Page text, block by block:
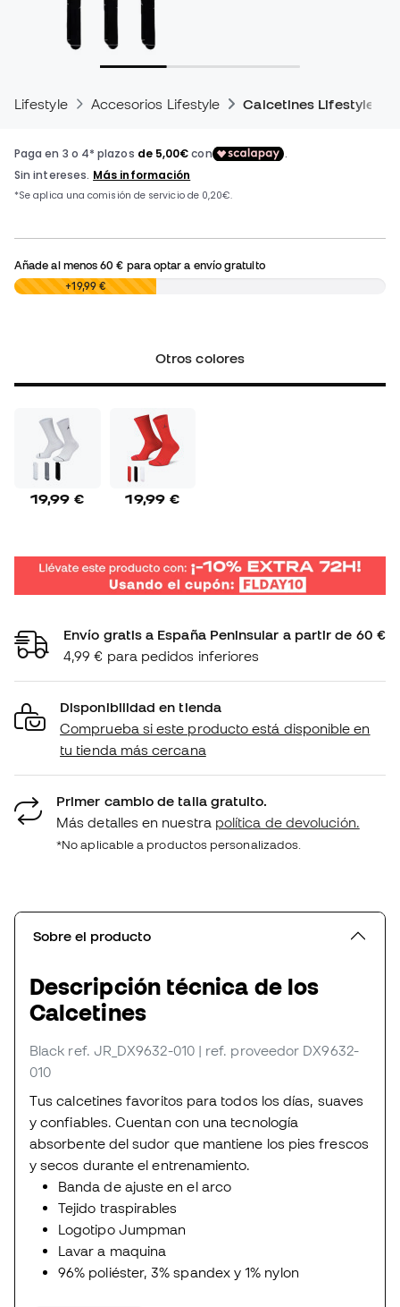
Lifestyle Accesorios Lifestyle Calcetines Lifestyle
Añade al menos60 € para optar a envío gratuito
0,00 € +19,99 €
Otros colores
19,99 € 19,99 €
Envío gratis a España Peninsular a partir de 60 €
4,99 € para pedidos inferiores
Disponibilidad en tienda
Comprueba si este producto está disponible en
tu tienda más cercana
Primer cambio de talla gratuito.
Más detalles en nuestra política de devolución.
*No aplicable a productos personalizados.
Sobre el producto
Descripción técnica de los
Calcetines
Black ref. JR_DX9632-010 | ref. proveedor DX9632-
010
Tus calcetines favoritos para todos los días, suaves
y confiables. Cuentan con una tecnología
absorbente del sudor que mantiene los pies frescos
y secos durante el entrenamiento.
Banda de ajuste en el arco
Tejido traspirables
Logotipo Jumpman
Lavar a maquina
96% poliéster, 3% spandex y 1% nylon